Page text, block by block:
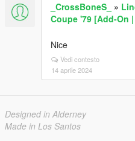
_CrossBoneS_ »
Coupe '79 [Add-On
Nice
Vedi contesto
14 aprile 2024
Designed in Alderney
Made in Los Santos